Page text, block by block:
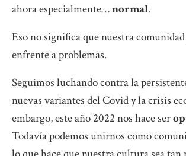
ahora especialmente…normal.
Eso no significa que nuestra comunidad
enfrente a problemas.
Seguimos luchando contra la
nuevas variantes del Covid y la crisis
embargo, este año 2022 nos hace ser
Todavía podemos unirnos como